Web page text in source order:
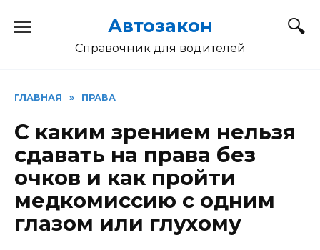
содержанию
Автозакон
Справочник для водителей
ГЛАВНАЯ » ПРАВА
С каким зрением нельзя
сдавать на права без
очков и как пройти
медкомиссию с одним
глазом или глухому